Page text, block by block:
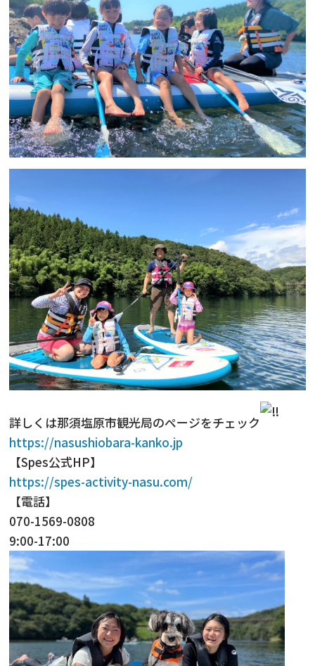
詳しくは那須塩原市観光局のページをチェック
https://nasushiobara-kanko.jp
【Spes公式HP】
https://spes-activity-nasu.com/
【電話】
070-1569-0808
9:00-17:00